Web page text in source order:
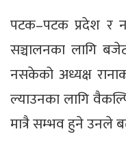
पटक–पटक प्रदेश र
सञ्चालनका लागि
नसकेको अध्यक्ष
ल्याउनका लागि
मात्रै सम्भव हुने उनले